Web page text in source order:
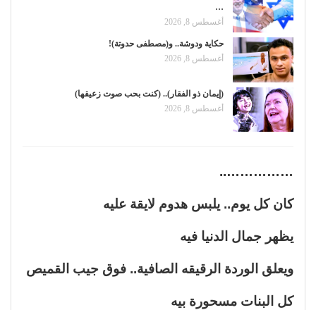
…
أغسطس 8, 2026
حكاية ودوشة.. و(مصطفى حدوتة)!
أغسطس 8, 2026
(إيمان ذو الفقار).. (كنت بحب صوت زعيقها)
أغسطس 8, 2026
……………..
كان كل يوم.. يلبس هدوم لايقة عليه
يظهر جمال الدنيا فيه
ويعلق الوردة الرقيقه الصافية.. فوق جيب القميص
كل البنات مسحورة بيه